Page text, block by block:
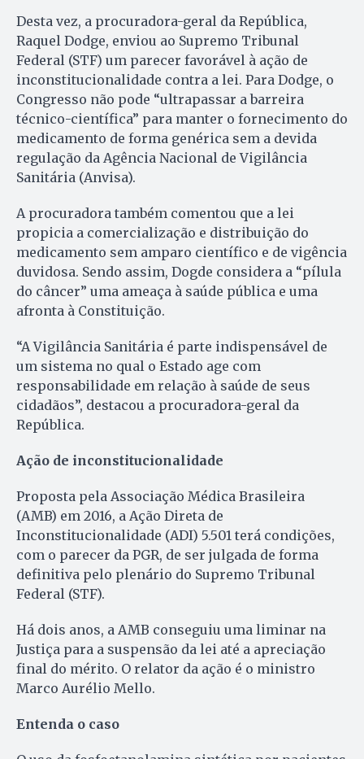
Desta vez, a procuradora-geral da República,
Raquel Dodge, enviou ao Supremo Tribunal
Federal (STF) um parecer favorável à ação de
inconstitucionalidade contra a lei. Para Dodge, o
Congresso não pode “ultrapassar a barreira
técnico-científica” para manter o fornecimento do
medicamento de forma genérica sem a devida
regulação da Agência Nacional de Vigilância
Sanitária (Anvisa).
A procuradora também comentou que a lei
propicia a comercialização e distribuição do
medicamento sem amparo científico e de vigência
duvidosa. Sendo assim, Dogde considera a “pílula
do câncer” uma ameaça à saúde pública e uma
afronta à Constituição.
“A Vigilância Sanitária é parte indispensável de
um sistema no qual o Estado age com
responsabilidade em relação à saúde de seus
cidadãos”, destacou a procuradora-geral da
República.
Ação de inconstitucionalidade
Proposta pela Associação Médica Brasileira
(AMB) em 2016, a Ação Direta de
Inconstitucionalidade (ADI) 5.501 terá condições,
com o parecer da PGR, de ser julgada de forma
definitiva pelo plenário do Supremo Tribunal
Federal (STF).
Há dois anos, a AMB conseguiu uma liminar na
Justiça para a suspensão da lei até a apreciação
final do mérito. O relator da ação é o ministro
Marco Aurélio Mello.
Entenda o caso